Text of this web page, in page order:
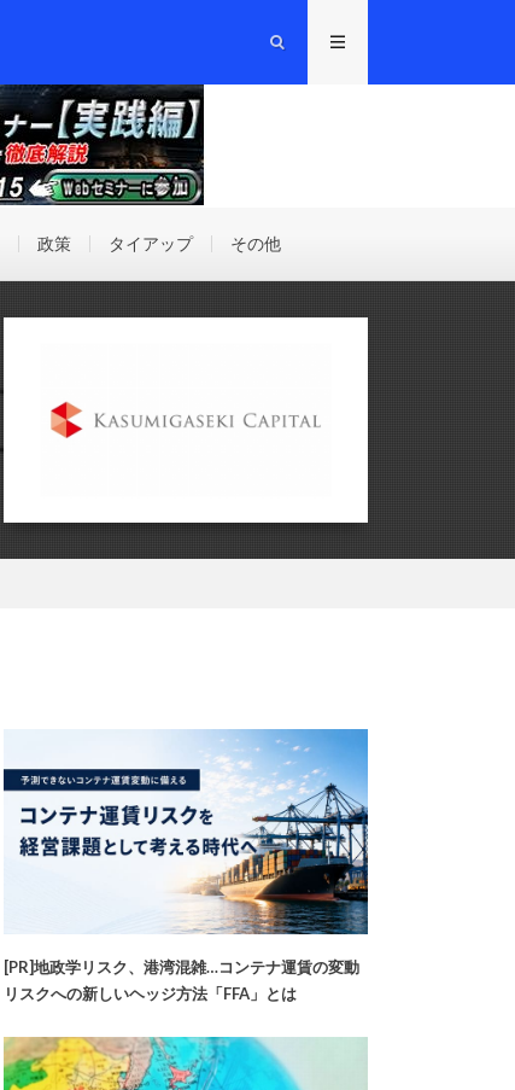
政策 タイアップ その他
[PR]地政学リスク、港湾混雑…コンテナ運賃の変動
リスクへの新しいヘッジ方法「FFA」とは